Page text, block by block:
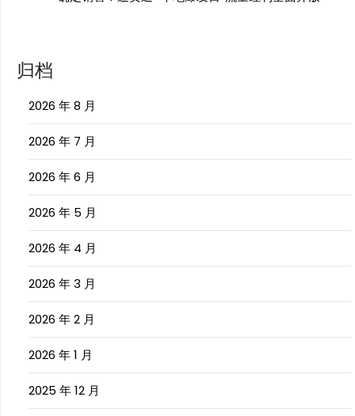
归档
2026 年 8 月
2026 年 7 月
2026 年 6 月
2026 年 5 月
2026 年 4 月
2026 年 3 月
2026 年 2 月
2026 年 1 月
2025 年 12 月